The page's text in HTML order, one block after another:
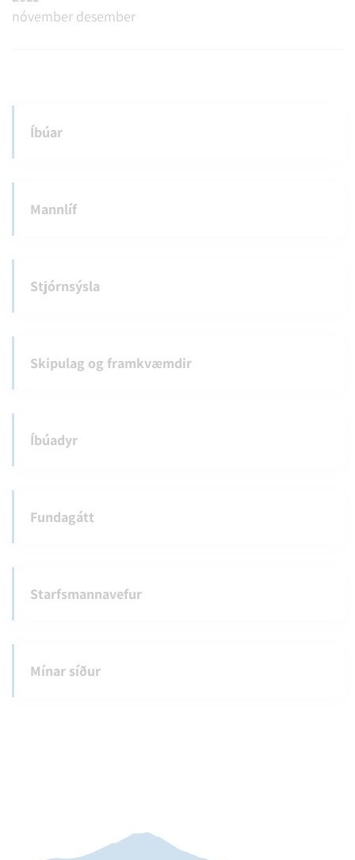
nóvember desember
Íbúar
Mannlíf
Stjórnsýsla
Skipulag og framkvæmdir
Íbúadyr
Fundagátt
Starfsmannavefur
Mínar síður